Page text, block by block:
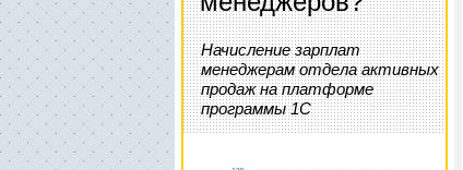
Начисление зарплат
менеджерам отдела активных
продаж на платформе
программы 1С